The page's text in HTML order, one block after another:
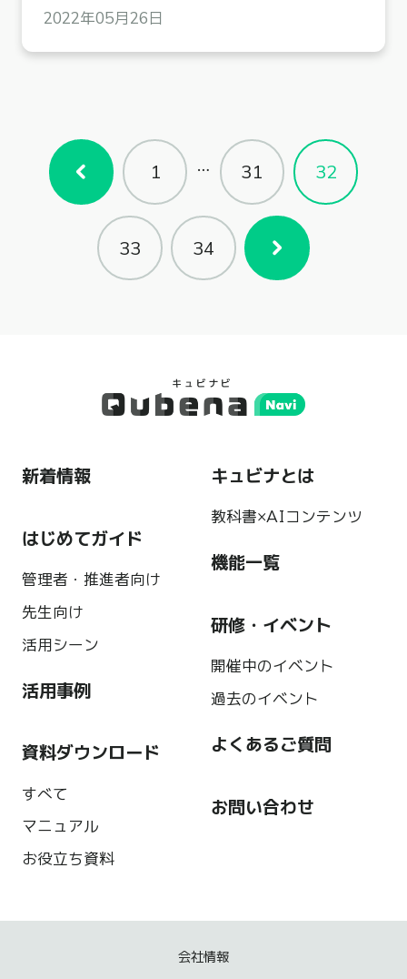
2022年05月26日
1 … 31 32
33 34
新着情報
はじめてガイド
管理者・推進者向け
先生向け
活用シーン
活用事例
資料ダウンロード
すべて
マニュアル
お役立ち資料
キュビナとは
教科書×AIコンテンツ
機能一覧
研修・イベント
開催中のイベント
過去のイベント
よくあるご質問
お問い合わせ
会社情報